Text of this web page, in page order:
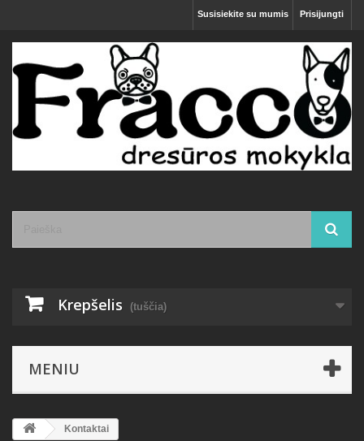
Prisijungti
Susisiekite su mumis
Krepšelis (tuščia)
MENIU
Kontaktai